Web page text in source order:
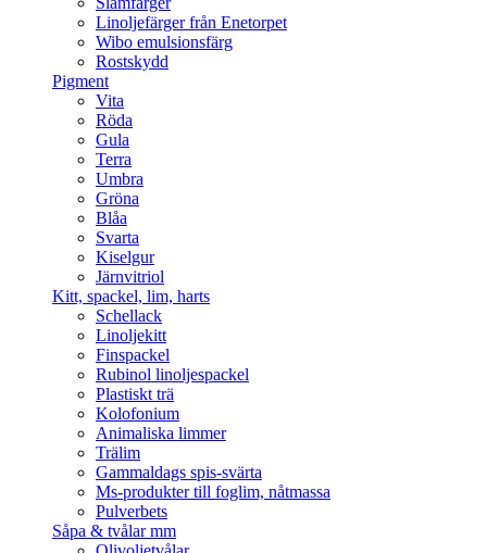
Linoljefärger från Enetorpet
Wibo emulsionsfärg
Rostskydd
Pigment
Vita
Röda
Gula
Terra
Umbra
Gröna
Blåa
Svarta
Kiselgur
Järnvitriol
Kitt, spackel, lim, harts
Schellack
Linoljekitt
Finspackel
Rubinol linoljespackel
Plastiskt trä
Kolofonium
Animaliska limmer
Trälim
Gammaldags spis-svärta
Ms-produkter till foglim, nåtmassa
Pulverbets
Såpa & tvålar mm